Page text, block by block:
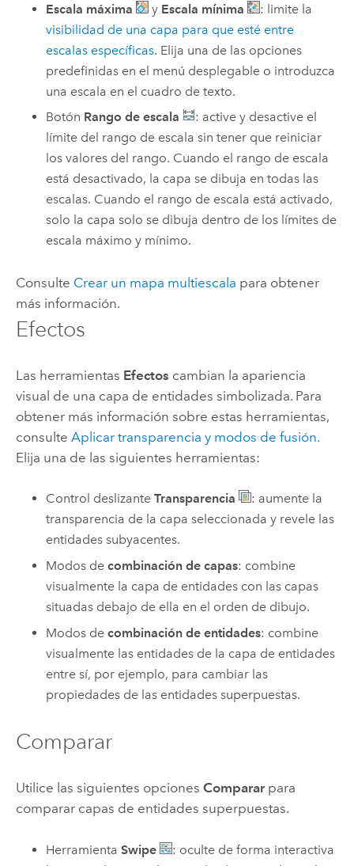
Escala máxima y Escala mínima
: limite la
visibilidad de una capa para que esté entre
escalas específicas. Elija una de las opciones
predefinidas en el menú desplegable o introduzca
una escala en el cuadro de texto.
Botón Rango de escala
: active y desactive el
límite del rango de escala sin tener que reiniciar
los valores del rango. Cuando el rango de escala
está desactivado, la capa se dibuja en todas las
escalas. Cuando el rango de escala está activado,
solo la capa solo se dibuja dentro de los límites de
escala máximo y mínimo.
Consulte Crear un mapa multiescala para obtener
más información.
Efectos
Las herramientas Efectos cambian la apariencia
visual de una capa de entidades simbolizada. Para
obtener más información sobre estas herramientas,
consulte Aplicar transparencia y modos de fusión.
Elija una de las siguientes herramientas:
Control deslizanteTransparencia
: aumente la
transparencia de la capa seleccionada y revele las
entidades subyacentes.
Modos decombinación de capas: combine
visualmente la capa de entidades con las capas
situadas debajo de ella en el orden de dibujo.
Modos decombinación de entidades: combine
visualmente las entidades de la capa de entidades
entre sí, por ejemplo, para cambiar las
propiedades de las entidades superpuestas.
Comparar
Utilice las siguientes opciones Compararpara
comparar capas de entidades superpuestas.
HerramientaSwipe
: oculte de forma interactiva